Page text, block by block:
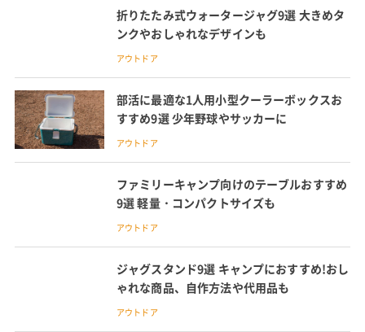
折りたたみ式ウォータージャグ9選 大きめタ
ンクやおしゃれなデザインも
アウトドア
部活に最適な1人用小型クーラーボックスお
すすめ9選 少年野球やサッカーに
アウトドア
ファミリーキャンプ向けのテーブルおすすめ
9選 軽量・コンパクトサイズも
アウトドア
ジャグスタンド9選 キャンプにおすすめ!おし
ゃれな商品、自作方法や代用品も
アウトドア